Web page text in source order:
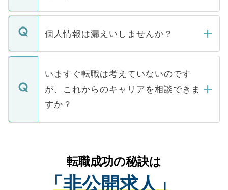
ません。
■応募殺到を避けるため 人気のある医療機
関を公にしてしまうと、応募が殺到する場
に、医療機関が求める条件に合った人材の
みを人材紹介会社に依頼するケースが増え
ています。
転職・入職を強要することは一切ありませ
ん。また、仮に応募先から内定をいただい
定を承諾する必要はありません。内定先へ
の辞退の連絡はキャリアパートナーが行い
個人情報は漏えいしませんか？
個人情報が漏えいすることはありませんの
で、ご安心ください。当サイトからの登録
などで収集したご登録者様の個人情報は、
ご本人のキャリアアップおよび転職活動の
支援を目的に使用いたします。お預かりし
ているすべての個人データはご本人の許可
は、個人情報の取り扱いについての厳密な
管理基準を満たした事業者のみに付与され
る、プライバシーマークを取得済みです。
いますぐ転職は考えていないのです
が、これからのキャリアを相談できま
すか？
かがいして、現在の医療機関の状況や紹介
経験をまじえながら、適切なアドバイスを
させていただきます。すぐにご転職をされ
転職成功の秘訣は
「非公開求人」